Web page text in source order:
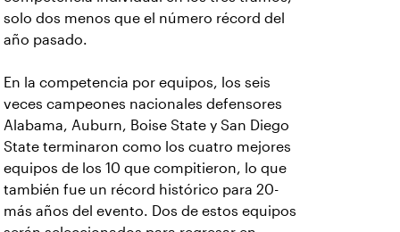
solo dos menos que el número récord del
año pasado.
En la competencia por equipos, los seis
veces campeones nacionales defensores
Alabama, Auburn, Boise State y San Diego
State terminaron como los cuatro mejores
equipos de los 10 que compitieron, lo que
también fue un récord histórico para 20-
más años del evento. Dos de estos equipos